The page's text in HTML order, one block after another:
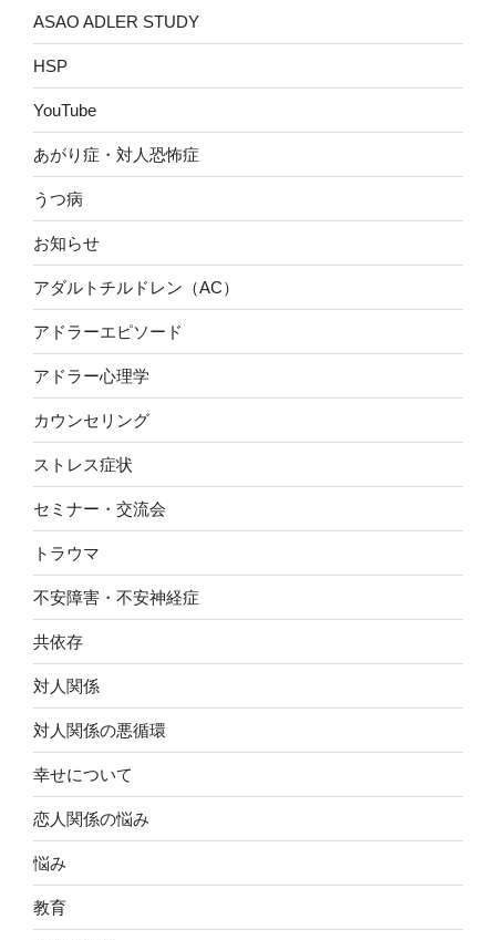
ASAO ADLER STUDY
HSP
YouTube
あがり症・対人恐怖症
うつ病
お知らせ
アダルトチルドレン（AC）
アドラーエピソード
アドラー心理学
カウンセリング
ストレス症状
セミナー・交流会
トラウマ
不安障害・不安神経症
共依存
対人関係
対人関係の悪循環
幸せについて
恋人関係の悩み
悩み
教育